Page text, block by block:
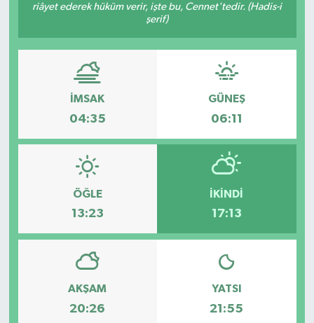
riâyet ederek hüküm verir, işte bu, Cennet'tedir. (Hadis-i
şerif)
İMSAK
04:35
GÜNEŞ
06:11
ÖĞLE
13:23
İKINDI
17:13
AKŞAM
20:26
YATSI
21:55